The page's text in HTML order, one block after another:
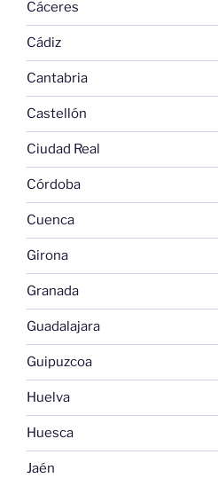
Cáceres
Cádiz
Cantabria
Castellón
Ciudad Real
Córdoba
Cuenca
Girona
Granada
Guadalajara
Guipuzcoa
Huelva
Huesca
Jaén